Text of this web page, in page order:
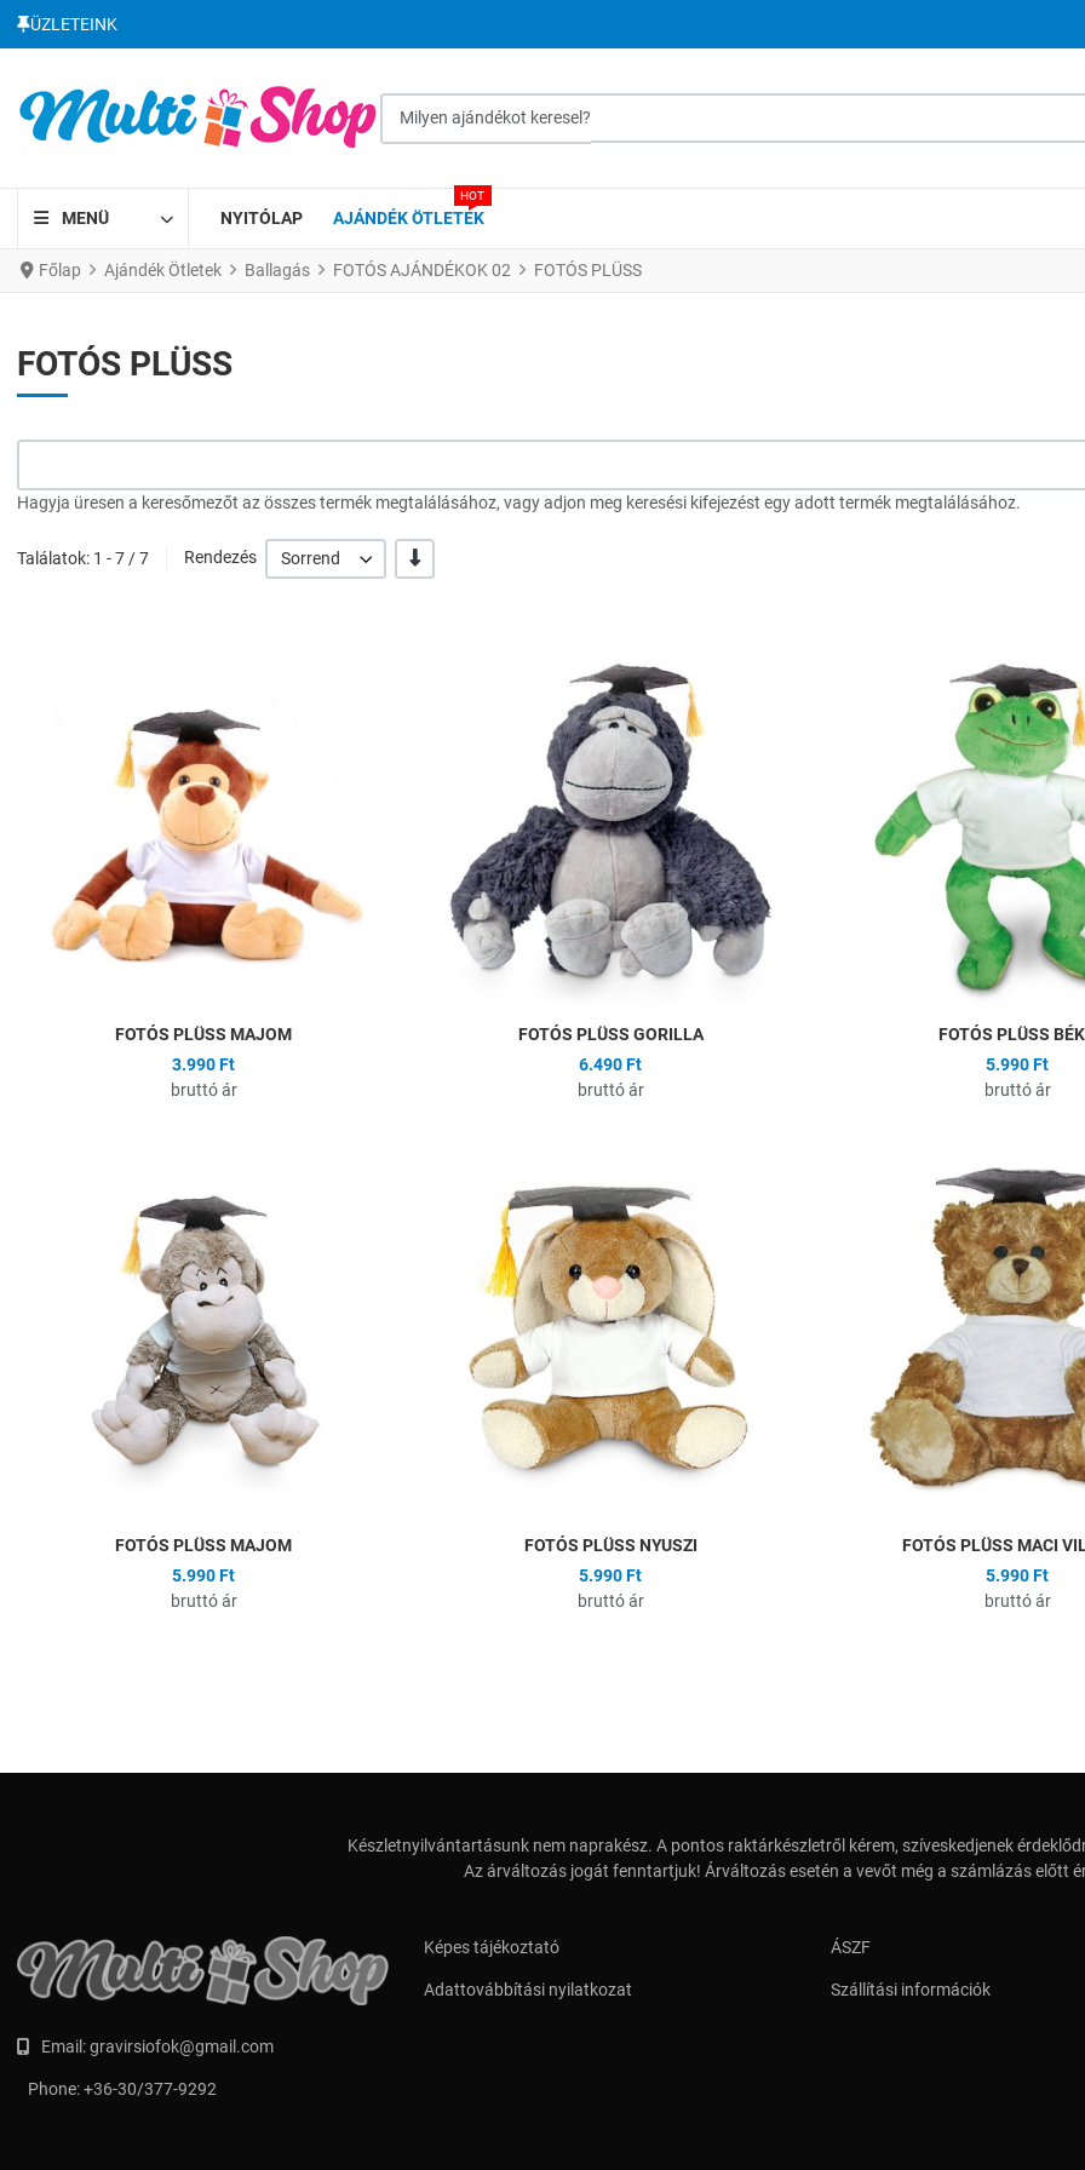
ÜZLETEINK
MENÜ NYITÓLAP AJÁNDÉK ÖTLETEK
HOT
Főlap Ajándék Ötletek Ballagás FOTÓS AJÁNDÉKOK 02 FOTÓS PLÜSS
FOTÓS PLÜSS
Hagyja üresen a keresőmezőt az összes termék megtalálásához, vagy adjon meg keresési kifejezést egy adott termék megtalálásához.
Találatok: 1 - 7 / 7 Rendezés Sorrend -/+
FOTÓS PLÜSS MAJOM
3.990 Ft
bruttó ár
FOTÓS PLÜSS GORILLA
6.490 Ft
bruttó ár
FOTÓS PLÜSS
5.990 Ft
bruttó ár
Összehasonlítás
FOTÓS PLÜSS MAJOM
5.990 Ft
bruttó ár
Hozzáadás a kívánságlistához
FOTÓS PLÜSS NYUSZI
5.990 Ft
bruttó ár
FOTÓS PLÜSS MACI
5.990 Ft
bruttó ár
Készletnyilvántartásunk nem naprakész. A pontos raktárkészletről kérem, szíveskedjenek
Az árváltozás jogát fenntartjuk! Árváltozás esetén a vevőt még a számlázás előtt
Email:gravirsiofok@gmail.com
Phone:+36-30/377-9292
Képes tájékoztató
Adattovábbítási nyilatkozat
ÁSZF
Szállítási információk